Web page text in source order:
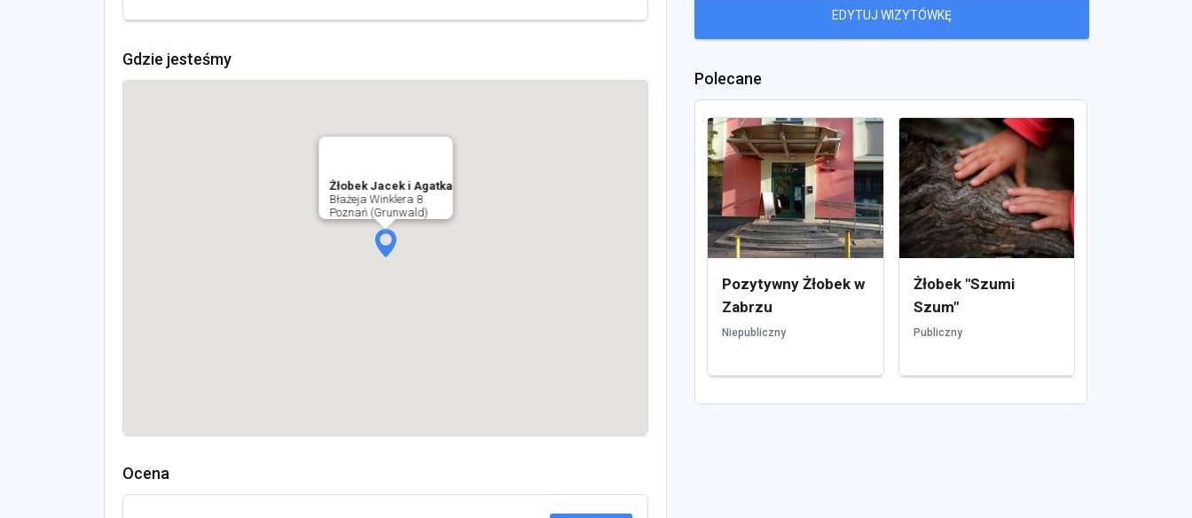
Gdzie jesteśmy
Żłobek Jacek i Agatka
Błażeja Winklera 8
Poznań (Grunwald)
Ocena
EDYTUJ WIZYTÓWKĘ
Polecane
Pozytywny Żłobek w
Zabrzu
Niepubliczny
Żłobek "Szumi
Szum"
Publiczny